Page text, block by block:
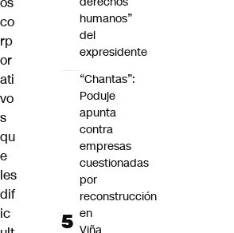
co
rp
or
ati
vo
s
qu
e
les
dif
ic
humanos”
del
expresidente
“Chantas”:
Poduje
apunta
contra
empresas
cuestionadas
por
reconstrucción
en
Viña